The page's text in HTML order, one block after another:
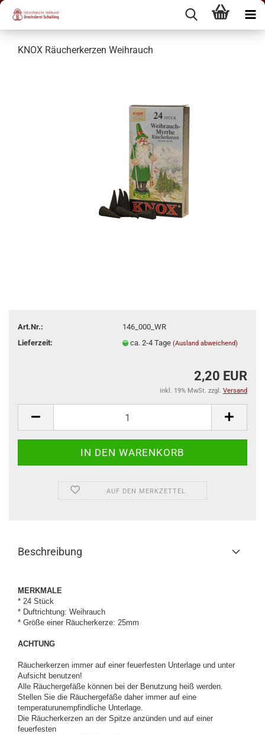
KNOX Räucherkerzen Weihrauch
Art.Nr.:
146_000_WR
Lieferzeit:
ca. 2-4 Tage (Ausland abweichend)
2,20 EUR
inkl. 19% MwSt. zzgl. Versand
AUF DEN MERKZETTEL
Beschreibung
MERKMALE
* 24 Stück
* Duftrichtung: Weihrauch
* Größe einer Räucherkerze: 25mm
ACHTUNG
Räucherkerzen immer auf einer feuerfesten Unterlage und unter
Aufsicht benutzen!
Alle Räuchergefäße können bei der Benutzung heiß werden.
Stellen Sie die Räuchergefäße daher immer auf eine
temperaturunempfindliche Unterlage.
Die Räucherkerzen an der Spitze anzünden und auf einer
feuerfesten